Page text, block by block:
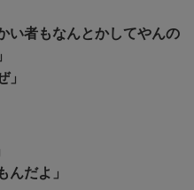
い者もなんとかしてやんの
」
んだよ」